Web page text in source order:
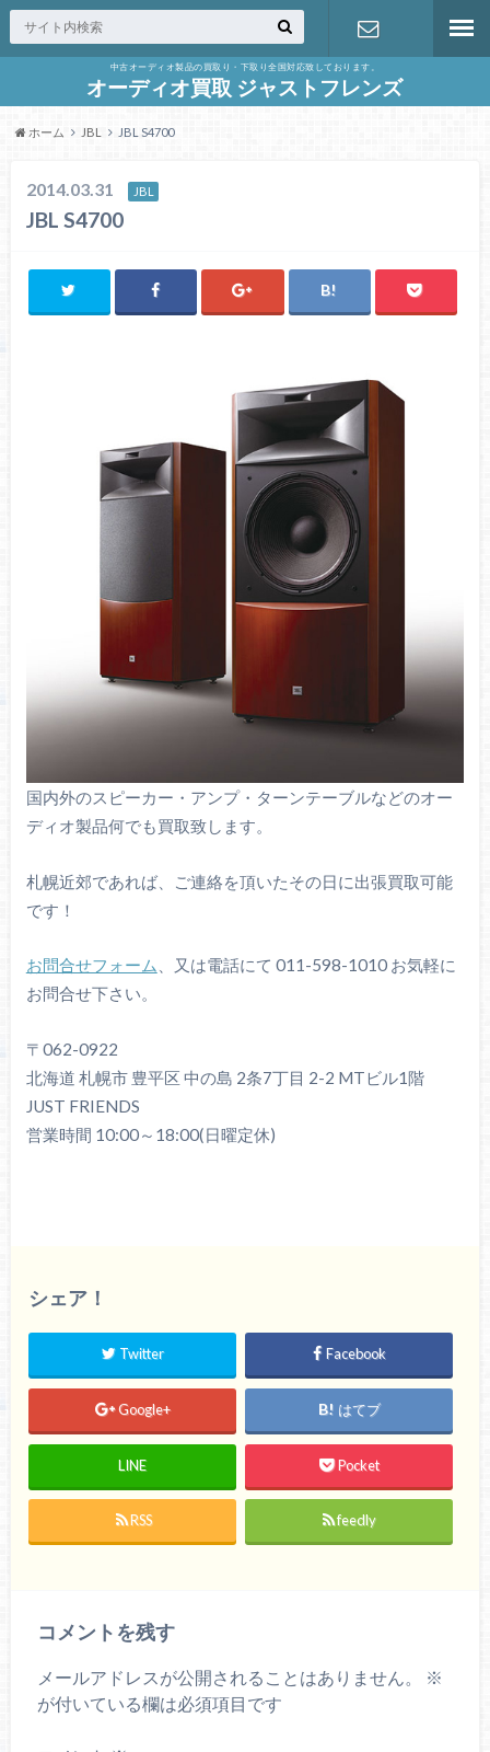
中古オーディオ製品の買取り・下取り全国対応致しております。
オーディオ買取 ジャストフレンズ
お問合せ
ホーム JBL JBL S4700
2014.03.31 JBL
JBL S4700
国内外のスピーカー・アンプ・ターンテーブルなどのオー
ディオ製品何でも買取致します。
札幌近郊であれば、ご連絡を頂いたその日に出張買取可能
です！
お問合せフォーム 、又は電話にて 011-598-1010 お気軽に
お問合せ下さい。
〒062-0922
北海道 札幌市 豊平区 中の島 2条7丁目 2-2 MTビル1階
JUST FRIENDS
営業時間 10:00～18:00(日曜定休)
シェア！
Twitter Facebook
Google+ はてブ
LINE Pocket
RSS feedly
コメントを残す
メールアドレスが公開されることはありません。
※
が付いている欄は必須項目です